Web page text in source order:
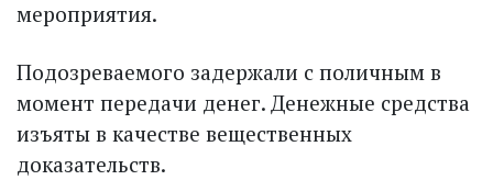
мероприятия.
Подозреваемого задержали с поличным в
момент передачи денег. Денежные средства
изъяты в качестве вещественных
доказательств.